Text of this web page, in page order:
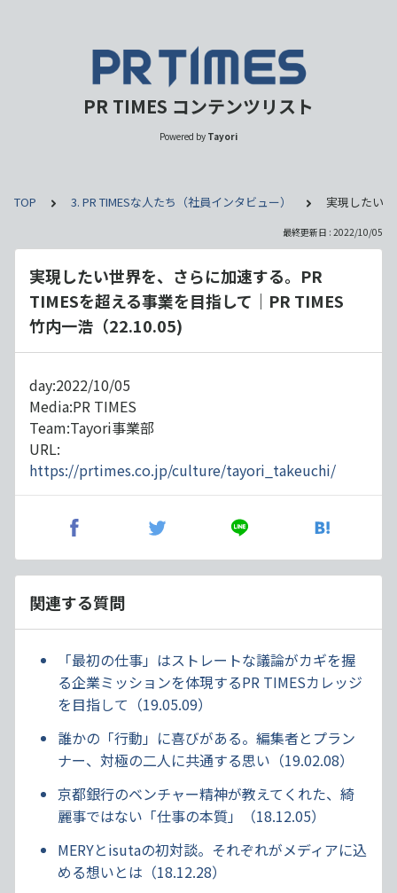
PR TIMES コンテンツリスト
Powered by Tayori
TOP 3. PR TIMESな人たち（社員インタビュー） 実現したい
最終更新日 : 2022/10/05
実現したい世界を、さらに加速する。PR
TIMESを超える事業を目指して｜PR TIMES
竹内一浩（22.10.05)
day:2022/10/05
Media:PR TIMES
Team:Tayori事業部
URL:
https://prtimes.co.jp/culture/tayori_takeuchi/
関連する質問
「最初の仕事」はストレートな議論がカギを握
る企業ミッションを体現するPR TIMESカレッジ
を目指して（19.05.09）
誰かの「行動」に喜びがある。編集者とプラン
ナー、対極の二人に共通する思い（19.02.08）
京都銀行のベンチャー精神が教えてくれた、綺
麗事ではない「仕事の本質」（18.12.05）
MERYとisutaの初対談。それぞれがメディアに込
める想いとは（18.12.28）